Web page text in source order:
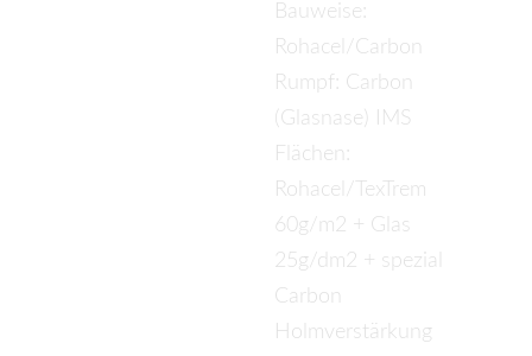
Bauweise:
Rohacel/Carbon
Rumpf: Carbon
(Glasnase) IMS
Flächen:
Rohacel/TexTrem
60g/m2 + Glas
25g/dm2 + spezial
Carbon
Holmverstärkung